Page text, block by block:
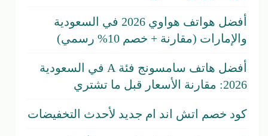
أفضل هواتف هواوي 2026 في السعودية
والإمارات (مقارنة + خصم 10% رسمي)
أفضل هاتف سامسونج فئة A في السعودية
2026: مقارنة الأسعار قبل ما تشتري
كود خصم اتش اند ام جديد لأحدث التخفيضات